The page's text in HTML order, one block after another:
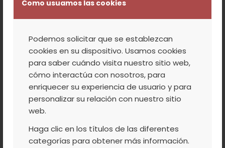
Como usuamos las cookies
Podemos solicitar que se establezcan
cookies en su dispositivo. Usamos cookies
para saber cuándo visita nuestro sitio web,
cómo interactúa con nosotros, para
enriquecer su experiencia de usuario y para
personalizar su relación con nuestro sitio
web.
Haga clic en los títulos de las diferentes
categorías para obtener más información.